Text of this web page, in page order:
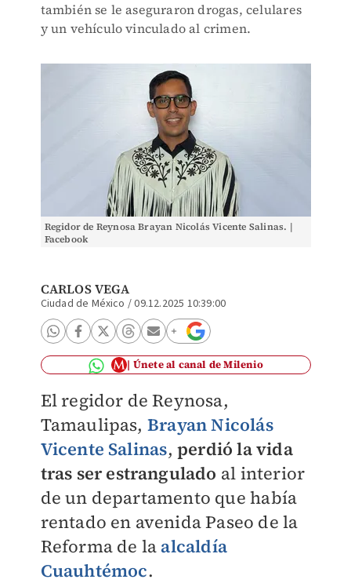
también se le aseguraron drogas, celulares
y un vehículo vinculado al crimen.
Regidor de Reynosa Brayan Nicolás Vicente Salinas. |
Facebook
CARLOS VEGA
Ciudad de México /09.12.2025 10:39:00
Únete al canal de Milenio
El regidor de Reynosa,
Tamaulipas, Brayan Nicolás
Vicente Salinas, perdió la vida
tras ser estrangulado al interior
de un departamento que había
rentado en avenida Paseo de la
Reforma de la alcaldía
Cuauhtémoc.